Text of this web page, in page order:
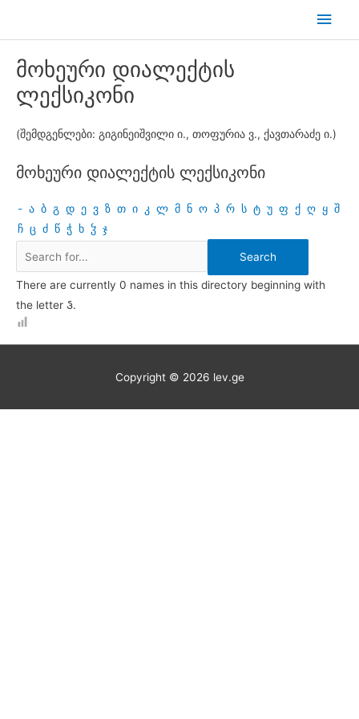
Main
მოხეური დიალექტის
ლექსიკონი
(შემდგენლები: გიგინეიშვილი ი., თოფურია ვ., ქავთარაძე ი.)
მოხეური დიალექტის ლექსიკონი
- ა ბ გ დ ე ვ ზ თ ი კ ლ მ ნ ო პ რ ს ტ უ ფ ქ ღ ყ შ
ჩ ც ძ წ ჭ ხ ჴ ჯ
There are currently 0 names in this directory beginning with
the letter Ჴ.
Copyright © 2026 lev.ge